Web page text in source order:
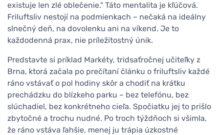
existuje len zlé oblečenie." Táto mentalita je kľúčová.
Friluftsliv nestojí na podmienkach – nečaká na ideálny
slnečný deň, na dovolenku ani na víkend. Je to
každodenná prax, nie príležitostný únik.
Predstavte si príklad Markéty, tridsaťročnej učiteľky z
Brna, ktorá začala po prečítaní článku o friluftsliv každé
ráno vstávať o pol hodiny skôr a chodiť na krátku
prechádzku do blízkeho parku – bez telefónu, bez
slúchadiel, bez konkrétneho cieľa. Spočiatku jej to prišlo
zbytočné a trochu nudné. Po troch týždňoch si všimla,
že ráno vstáva ľahšie, menej ju trápia úzkostné